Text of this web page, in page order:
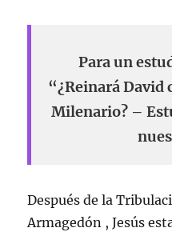
Para un
“¿Reinará David
Milenario? –
Después de la
Armagedón , Jesús